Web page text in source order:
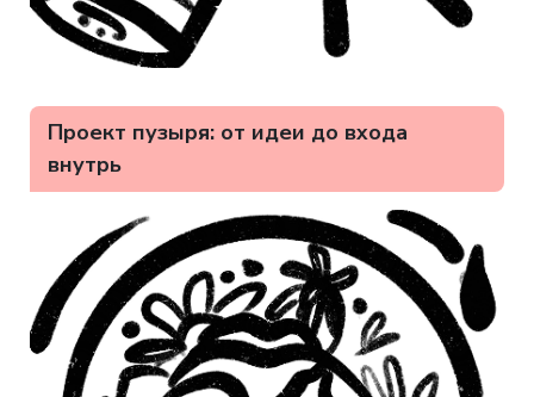
Проект пузыря: от идеи до входа
внутрь